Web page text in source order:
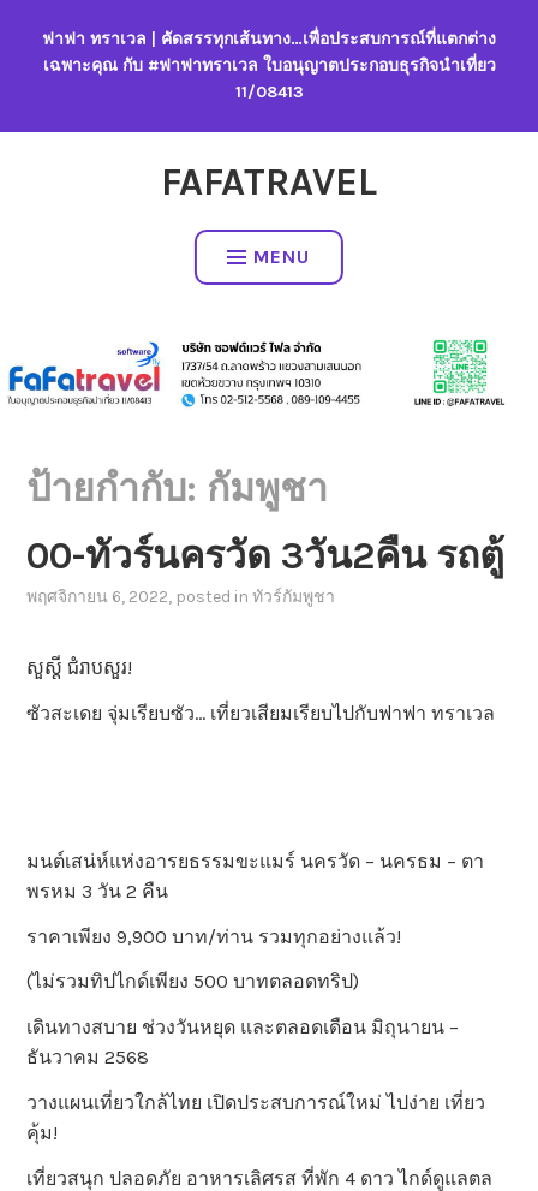
content
ฟาฟา ทราเวล | คัดสรรทุกเส้นทาง…เพื่อประสบการณ์ที่แตกต่าง
เฉพาะคุณ กับ #ฟาฟาทราเวล ใบอนุญาตประกอบธุรกิจนำเที่ยว
11/08413
FAFATRAVEL
MENU
ป้ายกำกับ: กัมพูชา
00-ทัวร์นครวัด 3วัน2คืน รถตู้
พฤศจิกายน 6, 2022, posted inทัวร์กัมพูชา
សួស្តី ជំរាបសួរ!
ซัวสะเดย จุ่มเรียบซัว… เที่ยวเสียมเรียบไปกับฟาฟา ทราเวล
มนต์เสน่ห์แห่งอารยธรรมขะแมร์ นครวัด – นครธม – ตา
พรหม 3 วัน 2 คืน
ราคาเพียง 9,900 บาท/ท่าน รวมทุกอย่างแล้ว!
(ไม่รวมทิปไกด์เพียง 500 บาทตลอดทริป)
เดินทางสบาย ช่วงวันหยุด และตลอดเดือน มิถุนายน –
ธันวาคม 2568
วางแผนเที่ยวใกล้ไทย เปิดประสบการณ์ใหม่ ไปง่าย เที่ยว
คุ้ม!
เที่ยวสนุก ปลอดภัย อาหารเลิศรส ที่พัก 4 ดาว ไกด์ดูแลตล